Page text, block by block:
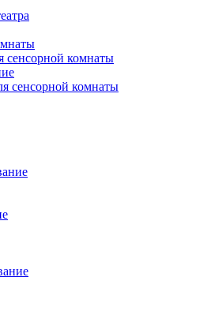
сенсорной комнаты
сенсорной комнаты